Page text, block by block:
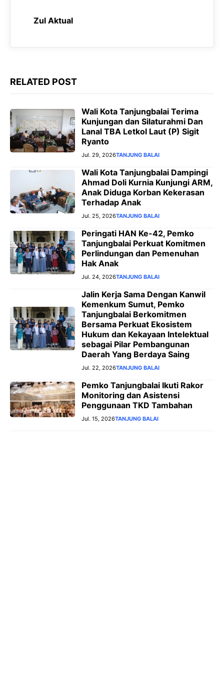
Zul Aktual
RELATED POST
Wali Kota Tanjungbalai Terima
Kunjungan dan Silaturahmi Dan
Lanal TBA Letkol Laut (P) Sigit
Ryanto
Jul. 29, 2026TANJUNG BALAI
Wali Kota Tanjungbalai Dampingi
Ahmad Doli Kurnia Kunjungi ARM,
Anak Diduga Korban Kekerasan
Terhadap Anak
Jul. 25, 2026TANJUNG BALAI
Peringati HAN Ke-42, Pemko
Tanjungbalai Perkuat Komitmen
Perlindungan dan Pemenuhan
Hak Anak
Jul. 24, 2026TANJUNG BALAI
Jalin Kerja Sama Dengan Kanwil
Kemenkum Sumut, Pemko
Tanjungbalai Berkomitmen
Bersama Perkuat Ekosistem
Hukum dan Kekayaan Intelektual
sebagai Pilar Pembangunan
Daerah Yang Berdaya Saing
Jul. 22, 2026TANJUNG BALAI
Pemko Tanjungbalai Ikuti Rakor
Monitoring dan Asistensi
Penggunaan TKD Tambahan
Jul. 15, 2026TANJUNG BALAI